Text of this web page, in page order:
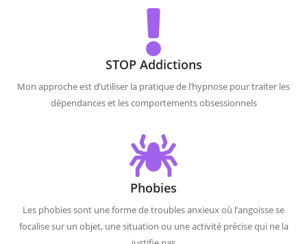
STOP Addictions
Mon approche est d’utiliser la pratique de l’hypnose pour traiter les
dépendances et les comportements obsessionnels
Phobies
Les phobies sont une forme de troubles anxieux où l’angoisse se
focalise sur un objet, une situation ou une activité précise qui ne la